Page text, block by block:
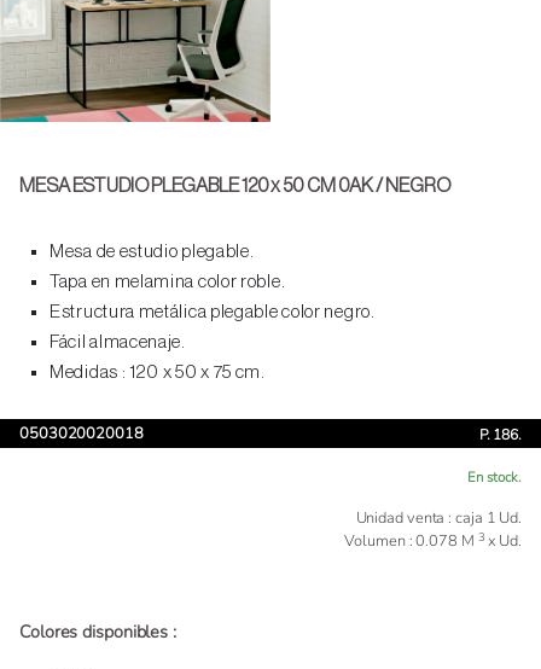
MESA ESTUDIO PLEGABLE 120 x 50 CM 0AK / NEGRO
Mesa de estudio plegable.
Tapa en melamina color roble.
Estructura metálica plegable color negro.
Fácil almacenaje.
Medidas : 120 x 50 x 75 cm.
0503020020018 P. 186.
En stock.
Unidad venta : caja 1 Ud.
Volumen : 0.078 M 3 x Ud.
Colores disponibles :